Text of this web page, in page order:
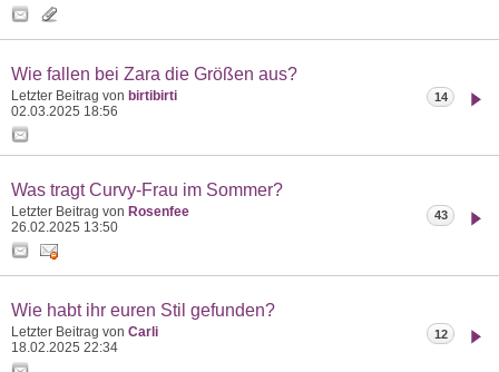
Wie fallen bei Zara die Größen aus?
Letzter Beitrag von birtibirti
02.03.2025 18:56
14
Was tragt Curvy-Frau im Sommer?
Letzter Beitrag von Rosenfee
26.02.2025 13:50
43
Wie habt ihr euren Stil gefunden?
Letzter Beitrag von Carli
18.02.2025 22:34
12